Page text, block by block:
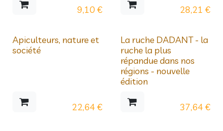
9,10 € 28,21 €
Apiculteurs, nature et
société
22,64 €
La ruche DADANT - la
ruche la plus
répandue dans nos
régions - nouvelle
édition
37,64 €